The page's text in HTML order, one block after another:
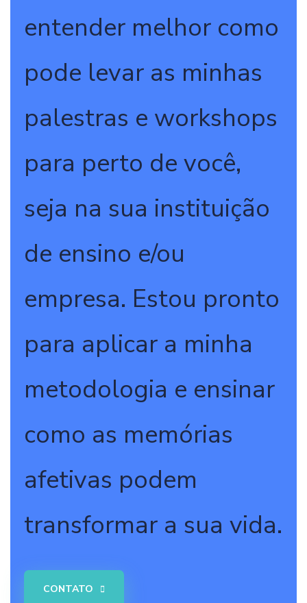
entender melhor como
pode levar as minhas
palestras e workshops
para perto de você,
seja na sua instituição
de ensino e/ou
empresa. Estou pronto
para aplicar a minha
metodologia e ensinar
como as memórias
afetivas podem
transformar a sua vida.
CONTATO